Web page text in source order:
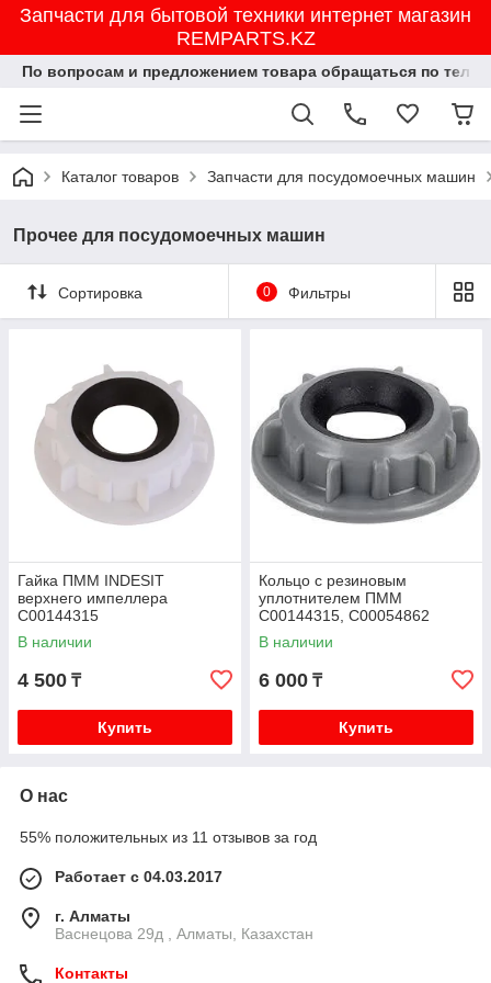
Запчасти для бытовой техники интернет магазин
REMPARTS.KZ
По вопросам и предложением товара обращаться по
Каталог товаров Запчасти для посудомоечных машин
Прочее для посудомоечных машин
Сортировка 0 Фильтры
Гайка ПММ INDESIT
верхнего импеллера
C00144315
В наличии
4 500 ₸
Купить
Кольцо с резиновым
уплотнителем ПММ
C00144315, C00054862
В наличии
6 000 ₸
Купить
О нас
55% положительных из 11 отзывов за год
Работает с 04.03.2017
г. Алматы
Васнецова 29д , Алматы, Казахстан
Контакты